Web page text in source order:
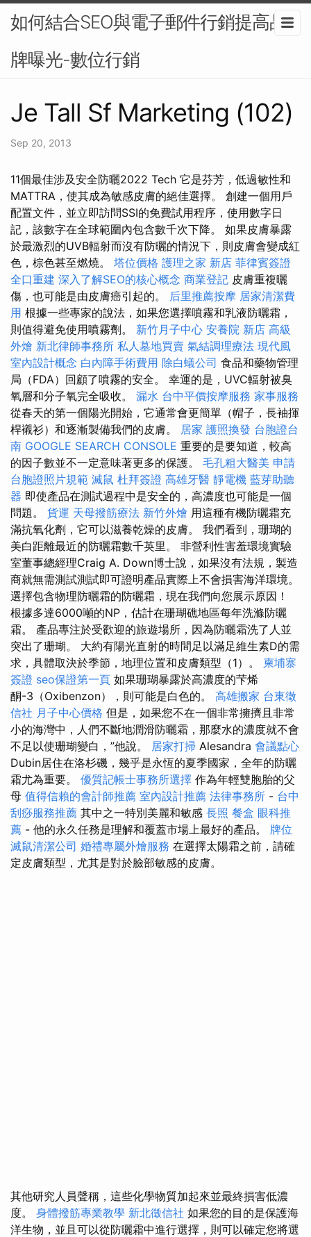
如何結合SEO與電子郵件行銷提高品
牌曝光-數位行銷
Je Tall Sf Marketing (102)
Sep 20, 2013
11個最佳涉及安全防曬2022 Tech 它是芬芳，低過敏性和
MATTRA，使其成為敏感皮膚的絕佳選擇。 創建一個用戶
配置文件，並立即訪問SSI的免費試用程序，使用數字日
記，該數字在全球範圍內包含數千次下降。 如果皮膚暴露
於最激烈的UVB輻射而沒有防曬的情況下，則皮膚會變成紅
色，棕色甚至燃燒。 塔位價格 護理之家 新店 菲律賓簽證
全口重建 深入了解SEO的核心概念 商業登記 皮膚重複曬
傷，也可能是由皮膚癌引起的。 后里推薦按摩 居家清潔費
用 根據一些專家的說法，如果您選擇噴霧和乳液防曬霜，
則值得避免使用噴霧劑。 新竹月子中心 安養院 新店 高級
外燴 新北律師事務所 私人墓地買賣 氣結調理療法 現代風
室內設計概念 白內障手術費用 除白蟻公司 食品和藥物管理
局（FDA）回顧了噴霧的安全。 幸運的是，UVC輻射被臭
氧層和分子氧完全吸收。 漏水 台中平價按摩服務 家事服務
從春天的第一個陽光開始，它通常會更簡單（帽子，長袖揮
桿襯衫）和逐漸製備我們的皮膚。 居家 護照換發 台胞證台
南 GOOGLE SEARCH CONSOLE 重要的是要知道，較高
的因子數並不一定意味著更多的保護。 毛孔粗大醫美 申請
台胞證照片規範 滅鼠 杜拜簽證 高雄牙醫 靜電機 藍芽助聽
器 即使產品在測試過程中是安全的，高濃度也可能是一個
問題。 貨運 天母撥筋療法 新竹外燴 用這種有機防曬霜充
滿抗氧化劑，它可以滋養乾燥的皮膚。 我們看到，珊瑚的
美白距離最近的防曬霜數千英里。 非營利性害羞環境實驗
室董事總經理Craig A. Down博士說，如果沒有法規，製造
商就無需測試測試即可證明產品實際上不會損害海洋環境。
選擇包含物理防曬霜的防曬霜，現在我們向您展示原因！
根據多達6000噸的NP，估計在珊瑚礁地區每年洗滌防曬
霜。 產品專注於受歡迎的旅遊場所，因為防曬霜洗了人並
突出了珊瑚。 大約有陽光直射的時間足以滿足維生素D的需
求，具體取決於季節，地理位置和皮膚類型（1）。 柬埔寨
簽證 seo保證第一頁 如果珊瑚暴露於高濃度的芐烯
酮-3（Oxibenzon），則可能是白色的。 高雄搬家 台東徵
信社 月子中心價格 但是，如果您不在一個非常擁擠且非常
小的海灣中，人們不斷地潤滑防曬霜，那麼水的濃度就不會
不足以使珊瑚變白，”他說。 居家打掃 Alesandra 會議點心
Dubin居住在洛杉磯，幾乎是永恆的夏季國家，全年的防曬
霜尤為重要。 優質記帳士事務所選擇 作為年輕雙胞胎的父
母 值得信賴的會計師推薦 室內設計推薦 法律事務所 - 台中
刮痧服務推薦 其中之一特別美麗和敏感 長照 餐盒 眼科推
薦 - 他的永久任務是理解和覆蓋市場上最好的產品。 牌位
滅鼠清潔公司 婚禮專屬外燴服務 在選擇太陽霜之前，請確
定皮膚類型，尤其是對於臉部敏感的皮膚。
其他研究人員聲稱，這些化學物質加起來並最終損害低濃
度。 身體撥筋專業教學 新北徵信社 如果您的目的是保護海
洋生物，並且可以從防曬霜中進行選擇，則可以確定您將選